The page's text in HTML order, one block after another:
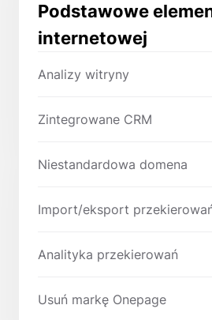
Podstawowe
internetowej
Analizy witryny
Zintegrowane CRM
Niestandardowa domena
Import/eksport
Analityka przekierowań
Usuń markę Onepage